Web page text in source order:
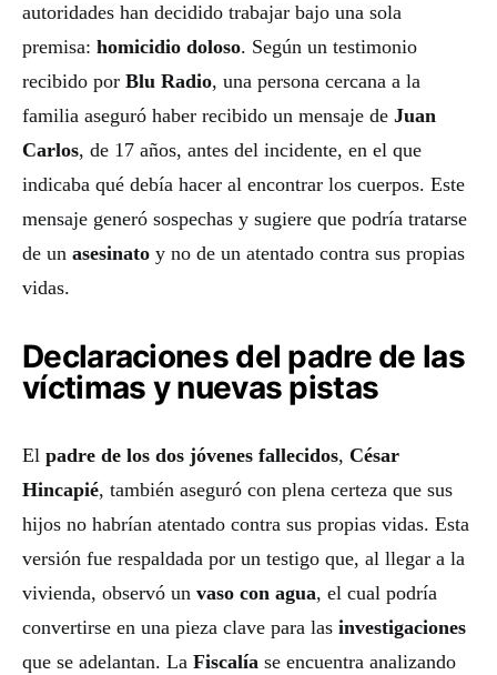
autoridades han decidido trabajar bajo una sola
premisa: homicidio doloso. Según un testimonio
recibido por Blu Radio, una persona cercana a la
familia aseguró haber recibido un mensaje de Juan
Carlos, de 17 años, antes del incidente, en el que
indicaba qué debía hacer al encontrar los cuerpos. Este
mensaje generó sospechas y sugiere que podría tratarse
de un asesinato y no de un atentado contra sus propias
vidas.
Declaraciones del padre de las
víctimas y nuevas pistas
El padre de los dos jóvenes fallecidos, César
Hincapié, también aseguró con plena certeza que sus
hijos no habrían atentado contra sus propias vidas. Esta
versión fue respaldada por un testigo que, al llegar a la
vivienda, observó un vaso con agua, el cual podría
convertirse en una pieza clave para las investigaciones
que se adelantan. La Fiscalía se encuentra analizando